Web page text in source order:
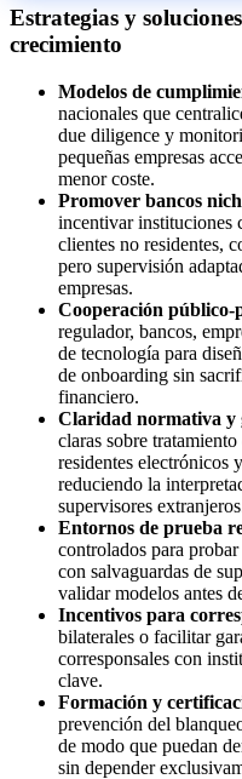
Estrategias y
crecimiento
Modelos de
nacionales que
due diligence y
pequeñas empresas
menor coste.
Promover bancos
incentivar instituciones
clientes no residentes,
pero supervisión
empresas.
Cooperación público-
regulador, bancos,
de tecnología para
de onboarding sin
financiero.
Claridad normativa y
claras sobre
residentes electrónicos
reduciendo la
supervisores
Entornos de prueba
controlados para
con salvaguardas de
validar modelos antes
Incentivos para
bilaterales o facilitar
corresponsales con
clave.
Formación y
prevención del
de modo que puedan
sin depender